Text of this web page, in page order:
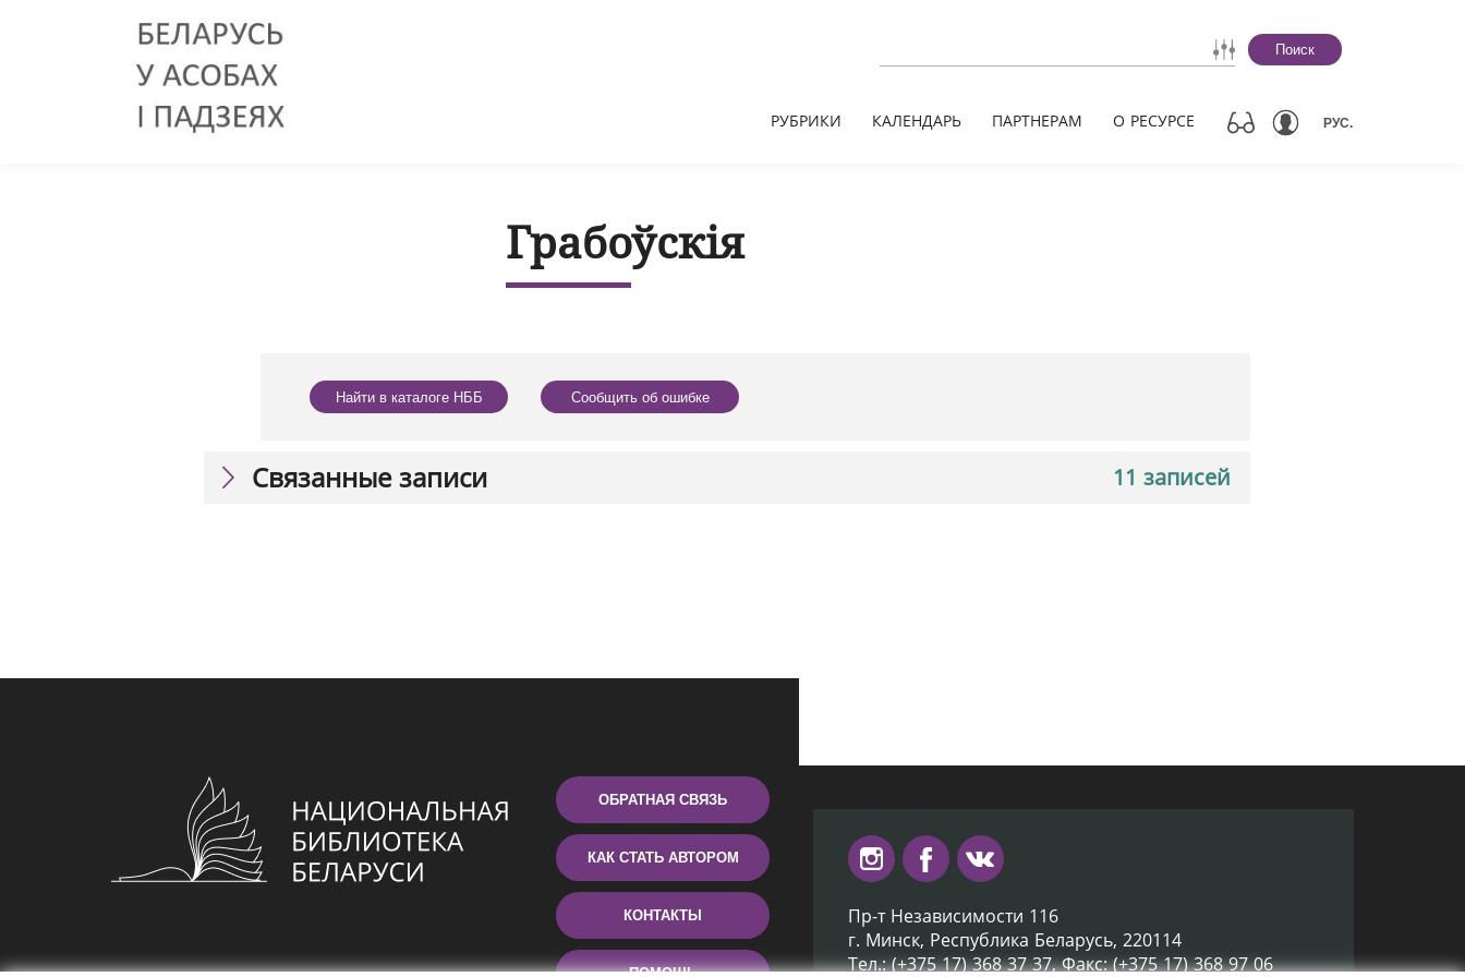
Поиск
РУБРИКИ КАЛЕНДАРЬ ПАРТНЕРАМ О РЕСУРСЕ РУС.
Грабоўскія
Найти в каталоге НББ Сообщить об ошибке
11 записей
Связанные записи
ОБРАТНАЯ СВЯЗЬ
КАК СТАТЬ АВТОРОМ
КОНТАКТЫ
ПОМОЩЬ
Пр-т Независимости 116
г. Минск, Республика Беларусь, 220114
Тел.: (+375 17) 368 37 37, Факс: (+375 17) 368 97 06